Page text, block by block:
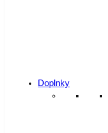
Doplnky